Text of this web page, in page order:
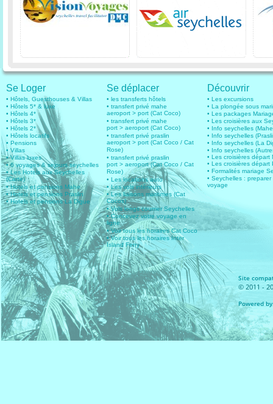
Se Loger
• Hôtels, Guesthouses & Villas
• Hôtels 5* & luxe
• Hôtels 4*
• Hôtels 3*
• Hôtels 2*
• Hôtels locatifs
• Pensions
• Villas
• Villas luxes
• 6 voyages & sejours seychelles
• Les Hotels aux Seychelles
(Carte)
• Hotels et pensions Mahe
• Hotels et pensions Praslin
• Hotels et pensions La Digue
Se déplacer
• les transferts hôtels
• transfert privé mahe
aeroport > port (Cat Coco)
• transfert privé mahe
port > aeroport (Cat Coco)
• transfert privé praslin
aeroport > port (Cat Coco / Cat
Rose)
• transfert privé praslin
port > aeroport (Cat Coco / Cat
Rose)
• Les locations auto
• Les vols intérieurs
• Les liaisons maritimes (Cat
Cocos)
• Vols longs courrier Seychelles
• Concevez votre voyage en
ligne
• Voir tous les horaires Cat Coco
• Voir tous les horaires Inter
Island Ferry
Découvrir
• Les excursions
• La plongée sous
• Les packages
• Les croisières aux
• Info seychelles
• Info seychelles
• Info seychelles (La
• Info seychelles
• Les croisières départ
• Les croisières départ
• Formalités mariage
• Seychelles : preparer
voyage
Site
© 2011 -
Powered by